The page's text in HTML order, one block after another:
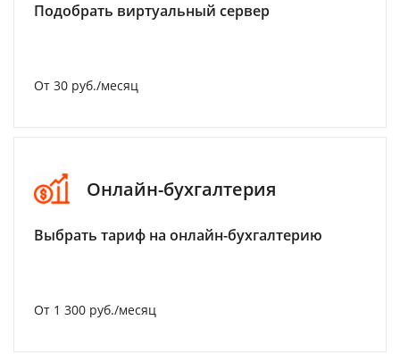
Подобрать виртуальный сервер
От 30 руб./месяц
Онлайн-бухгалтерия
Выбрать тариф на онлайн-бухгалтерию
От 1 300 руб./месяц